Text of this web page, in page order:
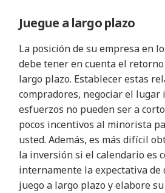
Juegue a largo plazo
La posición de su empresa en
debe tener en cuenta el
largo plazo. Establecer estas
compradores, negociar el lugar
esfuerzos no pueden ser a
pocos incentivos al minorista
usted. Además, es más difícil
la inversión si el calendario es
internamente la expectativa de
juego a largo plazo y elabore